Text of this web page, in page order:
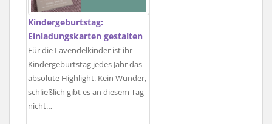
Kindergeburtstag:
Einladungskarten gestalten
Für die Lavendelkinder ist ihr
Kindergeburtstag jedes Jahr das
absolute Highlight. Kein Wunder,
schließlich gibt es an diesem Tag
nicht…